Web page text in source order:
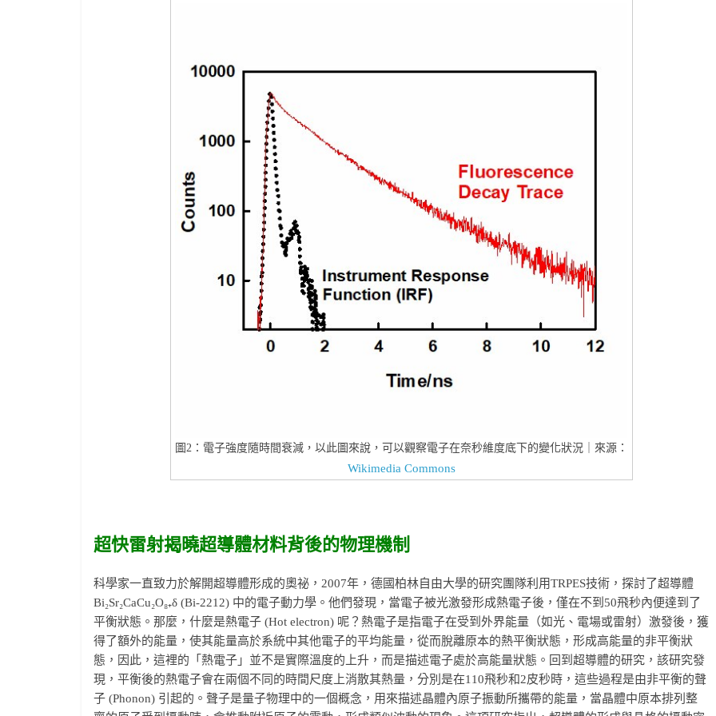
圖2：電子強度隨時間衰減，以此圖來說，可以觀察電子在奈秒維度底下的變化狀況｜來源：
Wikimedia Commons
超快雷射揭曉超導體材料背後的物理機制
科學家一直致力於解開超導體形成的奧祕，2007年，德國柏林自由大學的研究團隊利用TRPES技術，探討了超導體
Bi₂Sr₂CaCu₂O₈₊δ (Bi-2212) 中的電子動力學。他們發現，當電子被光激發形成熱電子後，僅在不到50飛秒內便達到了
平衡狀態。那麼，什麼是熱電子 (Hot electron) 呢？熱電子是指電子在受到外界能量（如光、電場或雷射）激發後，獲
得了額外的能量，使其能量高於系統中其他電子的平均能量，從而脫離原本的熱平衡狀態，形成高能量的非平衡狀
態，因此，這裡的「熱電子」並不是實際溫度的上升，而是描述電子處於高能量狀態。回到超導體的研究，該研究發
現，平衡後的熱電子會在兩個不同的時間尺度上消散其熱量，分別是在110飛秒和2皮秒時，這些過程是由非平衡的聲
子 (Phonon) 引起的。聲子是量子物理中的一個概念，用來描述晶體內原子振動所攜帶的能量，當晶體中原本排列整